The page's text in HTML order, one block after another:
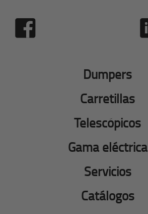
Dumpers
Carretillas
Telescópicos
Gama eléctrica
Servicios
Catálogos